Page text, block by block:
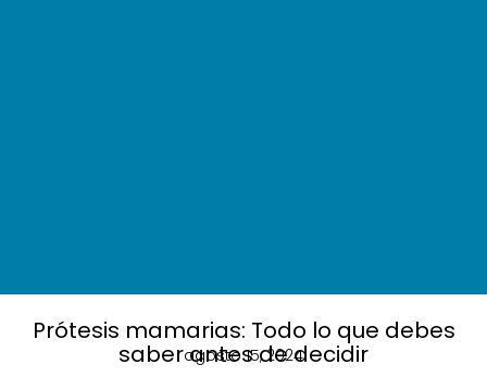
Prótesis mamarias: Todo lo que debes
saber antes de decidir
agosto 15, 2024